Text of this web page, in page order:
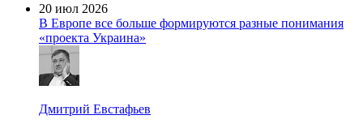
20 июл 2026
В Европе все больше формируются разные понимания
«проекта Украина»
Дмитрий Евстафьев